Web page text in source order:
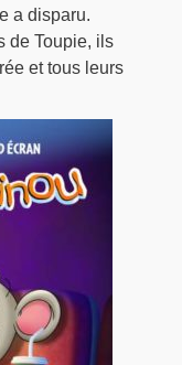
a disparu.
de Toupie, ils
et tous leurs